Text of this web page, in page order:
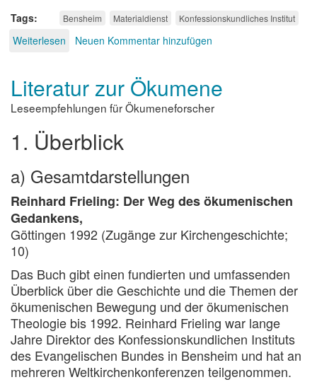
Tags Bensheim Materialdienst Konfessionskundliches Institut
Weiterlesen über
in
neuem
Layout
Neuen Kommentar hinzufügen
Literatur zur Ökumene
Leseempfehlungen für Ökumeneforscher
1. Überblick
a) Gesamtdarstellungen
Reinhard Frieling: Der Weg des ökumenischen
Gedankens,
Göttingen 1992 (Zugänge zur Kirchengeschichte;
10)
Das Buch gibt einen fundierten und umfassenden
Überblick über die Geschichte und die Themen der
ökumenischen Bewegung und der ökumenischen
Theologie bis 1992. Reinhard Frieling war lange
Jahre Direktor des Konfessionskundlichen Instituts
des Evangelischen Bundes in Bensheim und hat an
mehreren Weltkirchenkonferenzen teilgenommen.